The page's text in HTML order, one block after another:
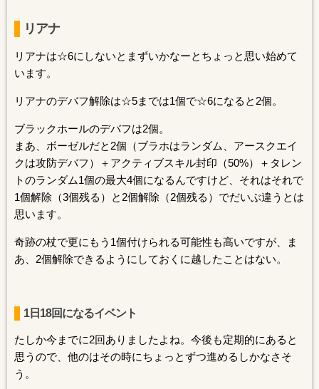
リアナ
リアナは☆6にしないとまずいかなーとちょっと思い始めて
います。
リアナのデバフ解除は☆5までは1個で☆6になると2個。
ブラックホールのデバフは2個。
まあ、ボーゼルだと2個（ブラホはランダム、アースクエイ
クは攻防デバフ）＋アクティブスキル封印（50%）＋タレン
トのランダム1個の最大4個になるんですけど、それはそれで
1個解除（3個残る）と2個解除（2個残る）でだいぶ違うとは
思います。
奇跡の杖で更にもう1個付けられる可能性も高いですが、ま
あ、2個解除できるようにしておくに越したことはない。
1日18回になるイベント
たしか今までに2回ありましたよね。今後も定期的にあると
思うので、他のはその時にちょっとずつ進めるしかなさそ
う。